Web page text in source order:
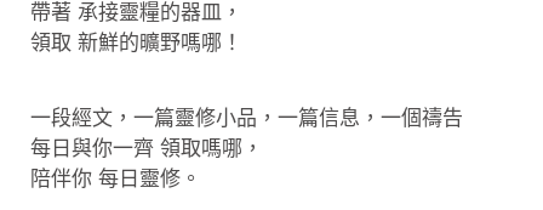
帶著 承接靈糧的器皿，
領取 新鮮的曠野嗎哪！
一段經文，一篇靈修小品，一篇信息，一個禱告
每日與你一齊 領取嗎哪，
陪伴你 每日靈修。